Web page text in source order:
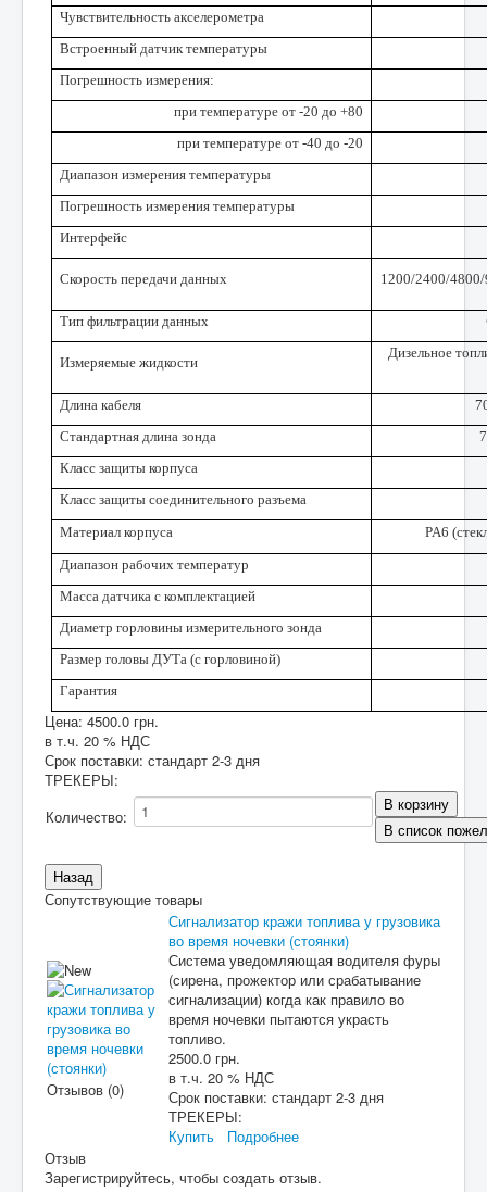
Чувствительность акселерометра
Встроенный датчик температуры
Погрешность измерения:
при температуре от -20 до +80
при температуре от -40 до -20
Диапазон измерения температуры
Погрешность измерения температуры
Интерфейс
Скорость передачи данных 1200/2400/
Тип фильтрации данных
Измеряемые жидкости
Дизельное
Длина кабеля
Стандартная длина зонда
Класс защиты корпуса
Класс защиты соединительного разъема
Материал корпуса
PA6
Диапазон рабочих температур
Масса датчика с комплектацией
Диаметр горловины измерительного зонда
Размер головы ДУТа (с горловиной)
Гарантия
Цена: 4500.0 грн.
в т.ч. 20 % НДС
Срок поставки: стандарт 2-3 дня
ТРЕКЕРЫ:
Количество:
Сопутствующие товары
Отзывов (0)
Сигнализатор кражи топлива у грузовика
во время ночевки (стоянки)
Система уведомляющая водителя фуры
(сирена, прожектор или срабатывание
сигнализации) когда как правило во
время ночевки пытаются украсть
топливо.
2500.0 грн.
в т.ч. 20 % НДС
Срок поставки: стандарт 2-3 дня
ТРЕКЕРЫ:
Купить
Подробнее
Отзыв
Зарегистрируйтесь, чтобы создать отзыв.